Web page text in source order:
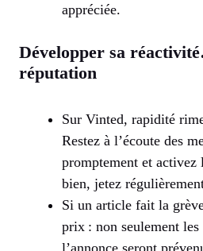
appréciée.
Développer sa
réputation
Sur Vinted, rapidité
Restez à l’écoute des
promptement et
bien, jetez
Si un article fait la
prix : non seulement
l’annonce seront